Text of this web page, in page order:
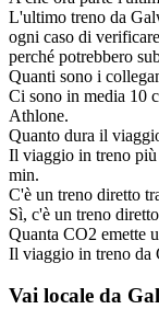
L'ultimo treno da
ogni caso di
perché potrebbero
Quanti sono i
Ci sono in media 10
Athlone.
Quanto dura il
Il viaggio in treno
min.
C'è un treno diretto
Sì, c'è un treno
Quanta CO2 emette
Il viaggio in treno da
Vai locale da